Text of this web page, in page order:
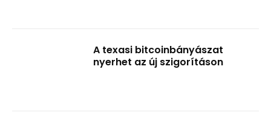
A texasi bitcoinbányászat
nyerhet az új szigorításon